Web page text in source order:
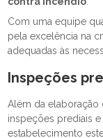
Com uma equipe
pela excelência na
adequadas às
Inspeções
Além da elaboração
inspeções prediais
estabelecimento